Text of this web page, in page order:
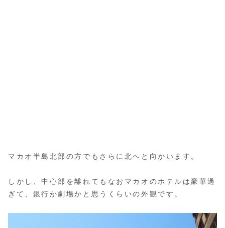
マカオ半島北部の方でもさらに北へと向かいます。
しかし、中心部を離れてもなおマカオのホテルは豪華過
ぎて、銀行か劇場かと思うくらいの外観です。